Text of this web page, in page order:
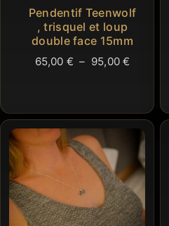
Pendentif Teenwolf
, trisquel et loup
double face 15mm
65,00 € – 95,00€
65,00 €
95,00 €